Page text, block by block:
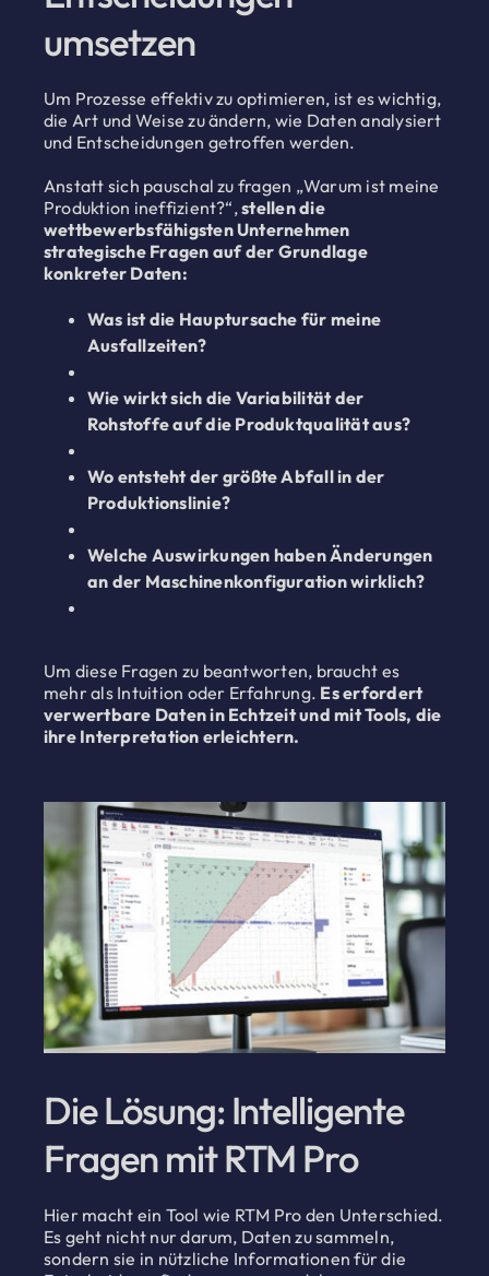
umsetzen
Um Prozesse effektiv zu optimieren, ist es wichtig,
die Art und Weise zu ändern, wie Daten analysiert
und Entscheidungen getroffen werden.
Anstatt sich pauschal zu fragen „Warum ist meine
Produktion ineffizient?“,stellen die
wettbewerbsfähigsten Unternehmen
strategische Fragen auf der Grundlage
konkreter Daten:
Was ist die Hauptursache für meine
Ausfallzeiten?
Wie wirkt sich die Variabilität der
Rohstoffe auf die Produktqualität aus?
Wo entsteht der größte Abfall in der
Produktionslinie?
Welche Auswirkungen haben Änderungen
an der Maschinenkonfiguration wirklich?
Um diese Fragen zu beantworten, braucht es
mehr als Intuition oder Erfahrung. Es erfordert
verwertbare Daten in Echtzeit und mit Tools, die
ihre Interpretation erleichtern.
Die Lösung: Intelligente
Fragen mit RTM Pro
Hier macht ein Tool wie RTM Pro den Unterschied.
Es geht nicht nur darum, Daten zu sammeln,
sondern sie in nützliche Informationen für die